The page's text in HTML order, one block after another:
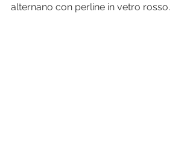
alternano con perline in vetro rosso.